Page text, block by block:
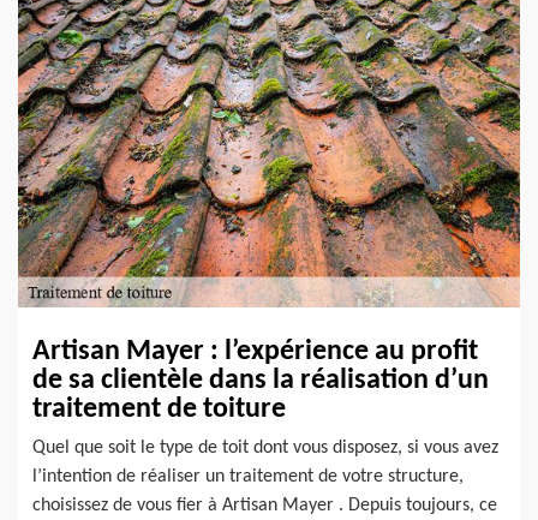
Artisan Mayer : l’expérience au profit
de sa clientèle dans la réalisation d’un
traitement de toiture
Quel que soit le type de toit dont vous disposez, si vous avez
l’intention de réaliser un traitement de votre structure,
choisissez de vous fier à Artisan Mayer . Depuis toujours, ce